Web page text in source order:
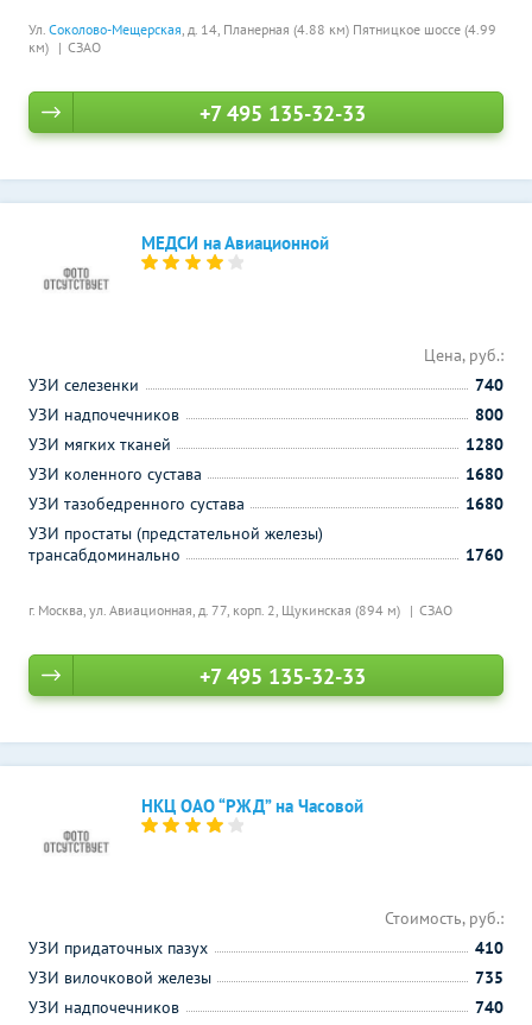
Ул. Соколово-Мещерская, д. 14, Планерная (4.88 км) Пятницкое шоссе (4.99
км)
СЗАО
+7 495 135-32-33
МЕДСИ на Авиационной
г. Москва, ул. Авиационная, д. 77, корп. 2, Щукинская (894 м) СЗАО
Цена, руб.:
УЗИ селезенки
740
УЗИ надпочечников
800
УЗИ мягких тканей
1280
УЗИ коленного сустава
1680
УЗИ тазобедренного сустава
1680
УЗИ простаты (предстательной железы)
трансабдоминально
1760
+7 495 135-32-33
НКЦ ОАО “РЖД” на Часовой
Стоимость, руб.:
УЗИ придаточных пазух
410
УЗИ вилочковой железы
735
УЗИ надпочечников
740